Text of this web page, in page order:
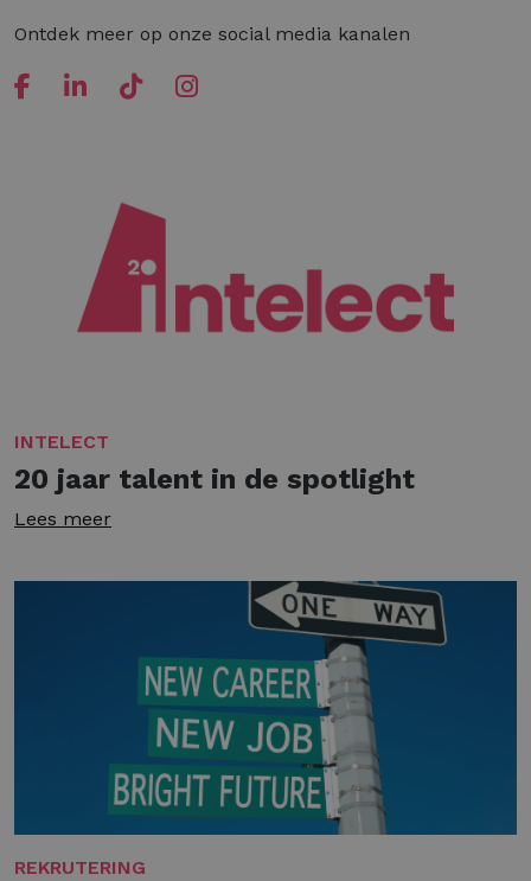
Ontdek meer op onze social media kanalen
INTELECT
20 jaar talent in de spotlight
Lees meer
REKRUTERING